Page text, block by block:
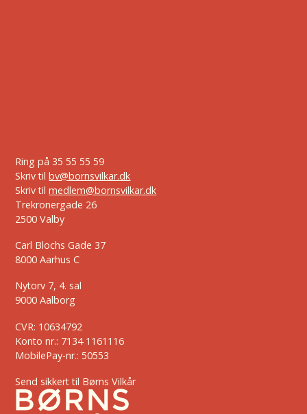
Ring på 35 55 55 59
Skriv tilbv@bornsvilkar.dk
Skriv tilmedlem@bornsvilkar.dk
Trekronergade 26
2500 Valby
Carl Blochs Gade 37
8000 Aarhus C
Nytorv 7, 4. sal
9000 Aalborg
CVR: 10634792
Konto nr.: 7134 1161116
MobilePay-nr.: 50553
Send sikkert til Børns Vilkår